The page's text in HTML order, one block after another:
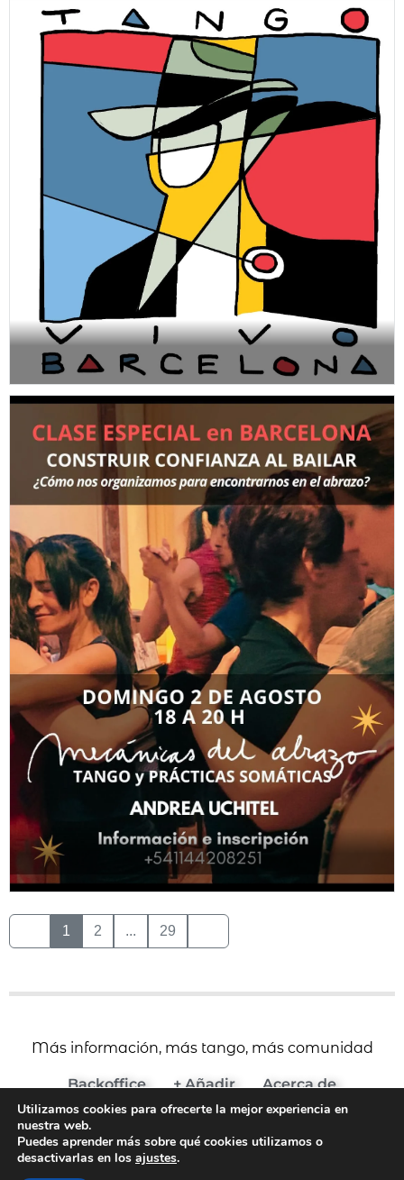
1 2 ... 29
Más información, más tango, más comunidad
Backoffice + Añadir
Acerca de
(c) 2024 Agenda del Tango
Aviso Legal y Términos de Uso
Política de Cookies
Utilizamos cookies para ofrecerte la mejor experiencia en
nuestra web.
Puedes aprender más sobre qué cookies utilizamos o
desactivarlas en los ajustes.